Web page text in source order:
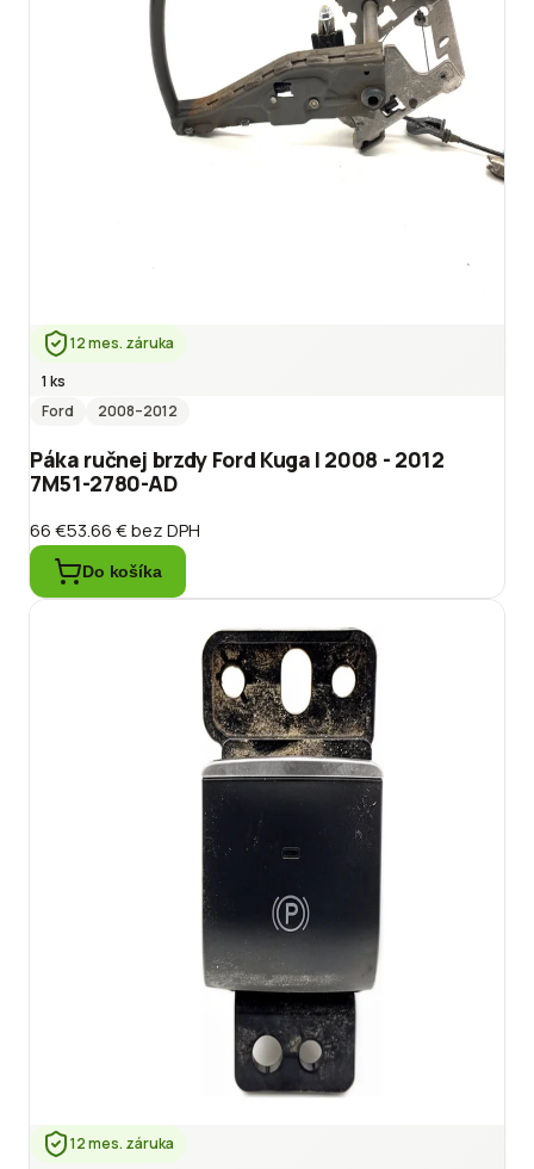
12 mes. záruka
1 ks
Ford
2008–2012
Páka ručnej brzdy Ford Kuga I 2008 - 2012
7M51-2780-AD
66 €53.66 €bez DPH
Do košíka
12 mes. záruka